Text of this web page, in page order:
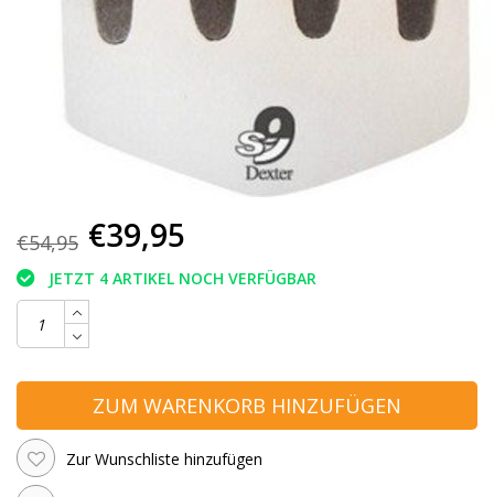
€54,95 €39,95
JETZT 4 ARTIKEL NOCH VERFÜGBAR
ZUM WARENKORB HINZUFÜGEN
Zur Wunschliste hinzufügen